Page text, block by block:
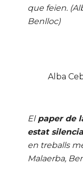
que feien.
Benlloc)
Alba
Elpaper de
estat
en treballs
Malaerba,